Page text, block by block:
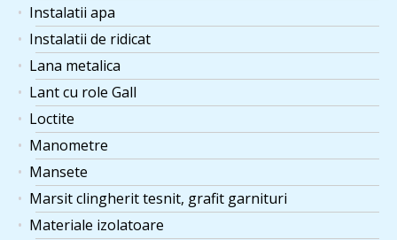
Instalatii apa
Instalatii de ridicat
Lana metalica
Lant cu role Gall
Loctite
Manometre
Mansete
Marsit clingherit tesnit, grafit garnituri
Materiale izolatoare